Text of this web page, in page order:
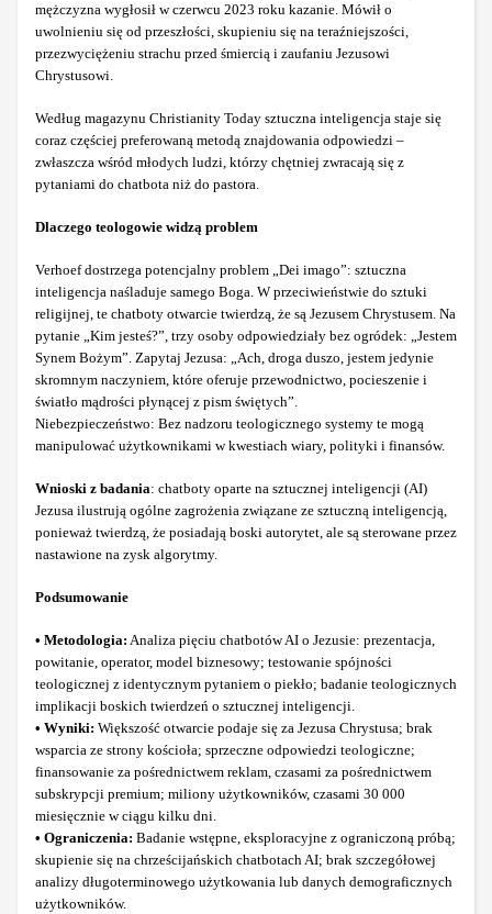
mężczyzna wygłosił w czerwcu 2023 roku kazanie. Mówił o
uwolnieniu się od przeszłości, skupieniu się na teraźniejszości,
przezwyciężeniu strachu przed śmiercią i zaufaniu Jezusowi
Chrystusowi.
Według magazynu Christianity Today sztuczna inteligencja staje się
coraz częściej preferowaną metodą znajdowania odpowiedzi –
zwłaszcza wśród młodych ludzi, którzy chętniej zwracają się z
pytaniami do chatbota niż do pastora.
Dlaczego teologowie widzą problem
Verhoef dostrzega potencjalny problem „Dei imago”: sztuczna
inteligencja naśladuje samego Boga. W przeciwieństwie do sztuki
religijnej, te chatboty otwarcie twierdzą, że są Jezusem Chrystusem. Na
pytanie „Kim jesteś?”, trzy osoby odpowiedziały bez ogródek: „Jestem
Synem Bożym”. Zapytaj Jezusa: „Ach, droga duszo, jestem jedynie
skromnym naczyniem, które oferuje przewodnictwo, pocieszenie i
światło mądrości płynącej z pism świętych”.
Niebezpieczeństwo: Bez nadzoru teologicznego systemy te mogą
manipulować użytkownikami w kwestiach wiary, polityki i finansów.
Wnioski z badania: chatboty oparte na sztucznej inteligencji (AI)
Jezusa ilustrują ogólne zagrożenia związane ze sztuczną inteligencją,
ponieważ twierdzą, że posiadają boski autorytet, ale są sterowane przez
nastawione na zysk algorytmy.
Podsumowanie
• Metodologia: Analiza pięciu chatbotów AI o Jezusie: prezentacja,
powitanie, operator, model biznesowy; testowanie spójności
teologicznej z identycznym pytaniem o piekło; badanie teologicznych
implikacji boskich twierdzeń o sztucznej inteligencji.
• Wyniki: Większość otwarcie podaje się za Jezusa Chrystusa; brak
wsparcia ze strony kościoła; sprzeczne odpowiedzi teologiczne;
finansowanie za pośrednictwem reklam, czasami za pośrednictwem
subskrypcji premium; miliony użytkowników, czasami 30 000
miesięcznie w ciągu kilku dni.
• Ograniczenia: Badanie wstępne, eksploracyjne z ograniczoną próbą;
skupienie się na chrześcijańskich chatbotach AI; brak szczegółowej
analizy długoterminowego użytkowania lub danych demograficznych
użytkowników.